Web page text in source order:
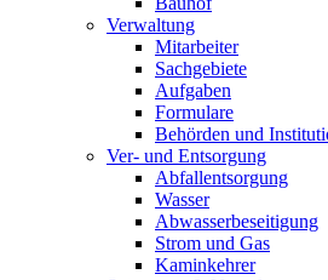
Verwaltung
Mitarbeiter
Sachgebiete
Aufgaben
Formulare
Behörden und
Ver- und Entsorgung
Abfallentsorgung
Wasser
Abwasserbeseitigung
Strom und Gas
Kaminkehrer